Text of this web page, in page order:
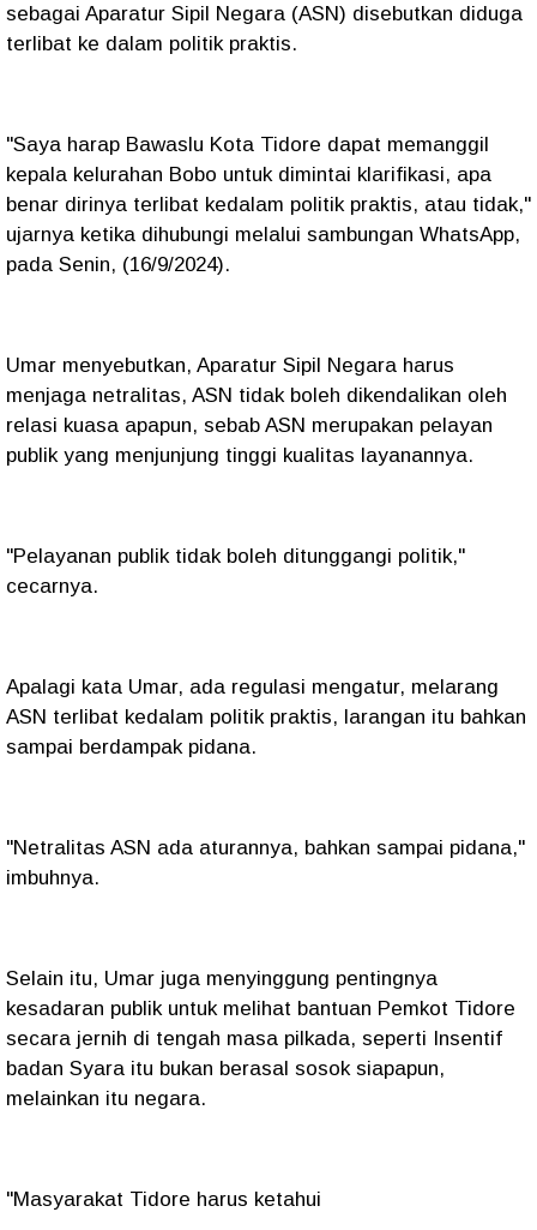
sebagai Aparatur Sipil Negara (ASN) disebutkan diduga
terlibat ke dalam politik praktis.
"Saya harap Bawaslu Kota Tidore dapat memanggil
kepala kelurahan Bobo untuk dimintai klarifikasi, apa
benar dirinya terlibat kedalam politik praktis, atau tidak,"
ujarnya ketika dihubungi melalui sambungan WhatsApp,
pada Senin, (16/9/2024).
Umar menyebutkan, Aparatur Sipil Negara harus
menjaga netralitas, ASN tidak boleh dikendalikan oleh
relasi kuasa apapun, sebab ASN merupakan pelayan
publik yang menjunjung tinggi kualitas layanannya.
"Pelayanan publik tidak boleh ditunggangi politik,"
cecarnya.
Apalagi kata Umar, ada regulasi mengatur, melarang
ASN terlibat kedalam politik praktis, larangan itu bahkan
sampai berdampak pidana.
"Netralitas ASN ada aturannya, bahkan sampai pidana,"
imbuhnya.
Selain itu, Umar juga menyinggung pentingnya
kesadaran publik untuk melihat bantuan Pemkot Tidore
secara jernih di tengah masa pilkada, seperti Insentif
badan Syara itu bukan berasal sosok siapapun,
melainkan itu negara.
"Masyarakat Tidore harus ketahui